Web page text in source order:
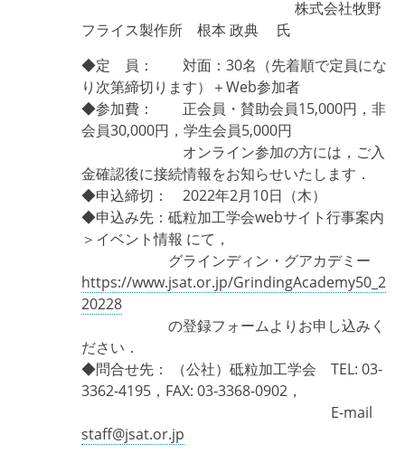
株式会社牧野
フライス製作所 根本 政典 氏
◆定 員： 対面：30名（先着順で定員にな
り次第締切ります）＋Web参加者
◆参加費： 正会員・賛助会員15,000円，非
会員30,000円，学生会員5,000円
オンライン参加の方には，ご入
金確認後に接続情報をお知らせいたします．
◆申込締切： 2022年2月10日（木）
◆申込み先：砥粒加工学会webサイト行事案内
＞イベント情報 にて，
グラインディン・グアカデミー
https://www.jsat.or.jp/GrindingAcademy50_2
20228
の登録フォームよりお申し込みく
ださい．
◆問合せ先： （公社）砥粒加工学会 TEL: 03-
3362-4195，FAX: 03-3368-0902，
E-mail
staff@jsat.or.jp